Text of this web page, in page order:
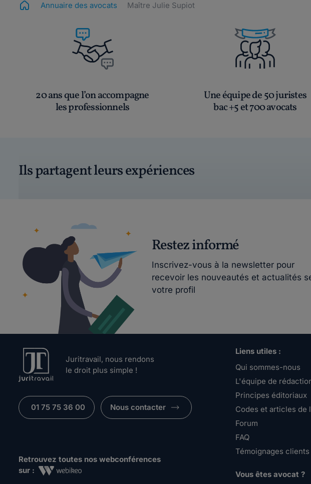
Annuaire des avocats Maître Julie Supiot
20 ans que l’on accompagne
les professionnels
Une équipe de 50 juristes
bac +5 et 700 avocats
Ils partagent leurs expériences
Restez informé
Inscrivez-vous à la newsletter pour
recevoir les nouveautés et actualités
votre profil
Juritravail, nous rendons
le droit plus simple !
01 75 75 36 00 Nous contacter
Retrouvez toutes nos webconférences
sur :
Liens utiles :
Qui sommes-nous
L'équipe de
Principes éditoriaux
Codes et articles de
Forum
FAQ
Témoignages clients
Vous êtes avocat ?